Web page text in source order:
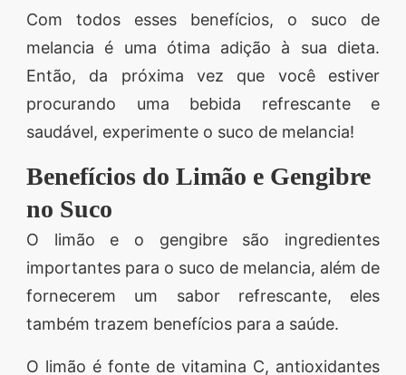
Com todos esses benefícios, o suco de
melancia é uma ótima adição à sua dieta.
Então, da próxima vez que você estiver
procurando uma bebida refrescante e
saudável, experimente o suco de melancia!
Benefícios do Limão e Gengibre
no Suco
O limão e o gengibre são ingredientes
importantes para o suco de melancia, além de
fornecerem um sabor refrescante, eles
também trazem benefícios para a saúde.
O limão é fonte de vitamina C, antioxidantes